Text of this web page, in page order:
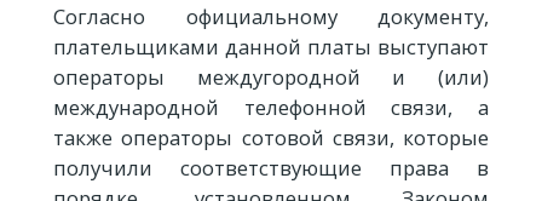
Согласно официальному документу,
плательщиками данной платы выступают
операторы междугородной и (или)
международной телефонной связи, а
также операторы сотовой связи, которые
получили соответствующие права в